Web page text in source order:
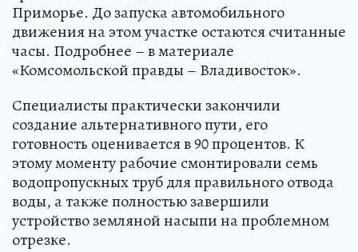
Приморье. До запуска автомобильного
движения на этом участке остаются считанные
часы. Подробнее – в материале
«Комсомольской правды – Владивосток».
Специалисты практически закончили
создание альтернативного пути, его
готовность оценивается в 90 процентов. К
этому моменту рабочие смонтировали семь
водопропускных труб для правильного отвода
воды, а также полностью завершили
устройство земляной насыпи на проблемном
отрезке.